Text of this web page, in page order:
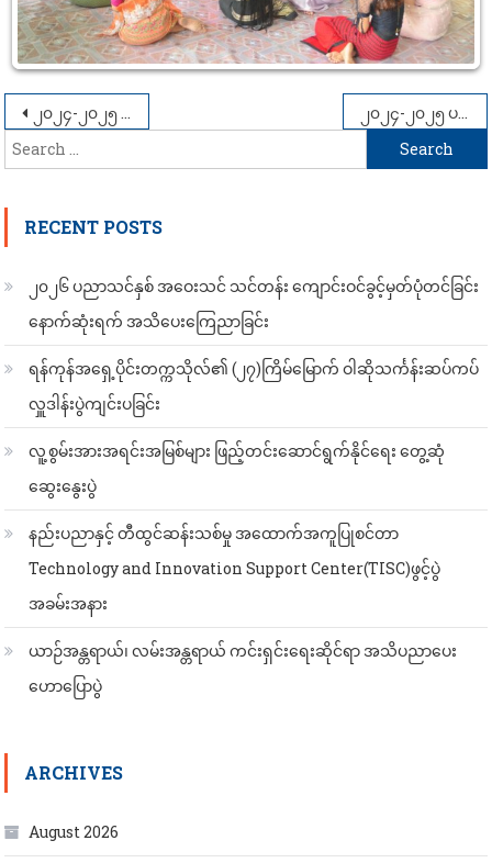
Post
navigation
၂၀၂၄-၂၀၂၅ ပညာသင်နှစ် ရန်ကုန်အရှေ့ပိုင်းတက္ကသိုလ်၊ သမိုင်းအထူးပြု(နေ့သင်တန်း) ကျောင်းသား၊ ကျောင်းသူများ၏ အာစရိယပူဇော်ပွဲနှင့် ဆုချီးမြှင့်ပွဲအခမ်းအနား
၂၀၂၄-၂၀၂၅ ပညာသင်နှစ် ရန်ကုန်အရှေ့ပိုင်းတက္ကသိုလ်၊ စိတ်ပညာအထူးပြု(နေ့သင်တန်း) ကျောင်းသား၊ ကျောင်းသူများ၏ အာစရိယပူဇော်ပွဲနှင့် ဆုချီးမြှင့်ပွဲအခမ်းအနား
Search
for:
RECENT POSTS
၂၀၂၆ ပညာသင်နှစ် အဝေးသင် သင်တန်း ကျောင်းဝင်ခွင့်မှတ်ပုံတင်ခြင်း
နောက်ဆုံးရက် အသိပေးကြေညာခြင်း
ရန်ကုန်အရှေ့ပိုင်းတက္ကသိုလ်၏ (၂၇)ကြိမ်မြောက် ဝါဆိုသင်္ကန်းဆပ်ကပ်
လှူဒါန်းပွဲကျင်းပခြင်း
လူ့စွမ်းအားအရင်းအမြစ်များ ဖြည့်တင်းဆောင်ရွက်နိုင်ရေး တွေ့ဆုံ
ဆွေးနွေးပွဲ
နည်းပညာနှင့် တီထွင်ဆန်းသစ်မှု အထောက်အကူပြုစင်တာ
Technology and Innovation Support Center(TISC)ဖွင့်ပွဲ
အခမ်းအနား
ယာဉ်အန္တရာယ်၊ လမ်းအန္တရာယ် ကင်းရှင်းရေးဆိုင်ရာ အသိပညာပေး
ဟောပြောပွဲ
ARCHIVES
August 2026